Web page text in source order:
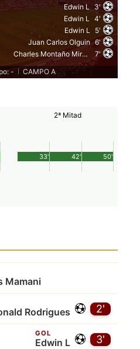
Edwin L 3'
Edwin L 4'
Edwin L 5'
Juan Carlos Olguin 6'
Charles Montaño Miranda
7'
-
CAMPO A
2ª Mitad
50'
33' 42'
Mamani
2'
Rodrigues
3'
GOL
Edwin L